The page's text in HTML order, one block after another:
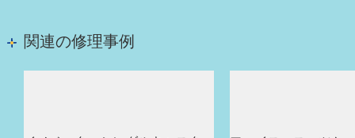
関連の修理事例